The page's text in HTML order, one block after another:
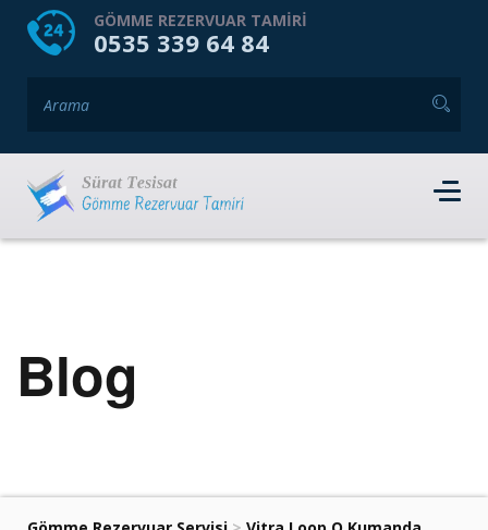
HOME HAKKIMIZDA
GÖMME REZERVUAR TAMIRI
0535 339 64 84
Blog